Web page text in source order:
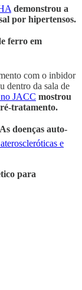
demonstrou a
por hipertensos.
ferro em
com o inbidor
dentro da sala de
JACC mostrou
tratamento.
As doenças auto-
e
para